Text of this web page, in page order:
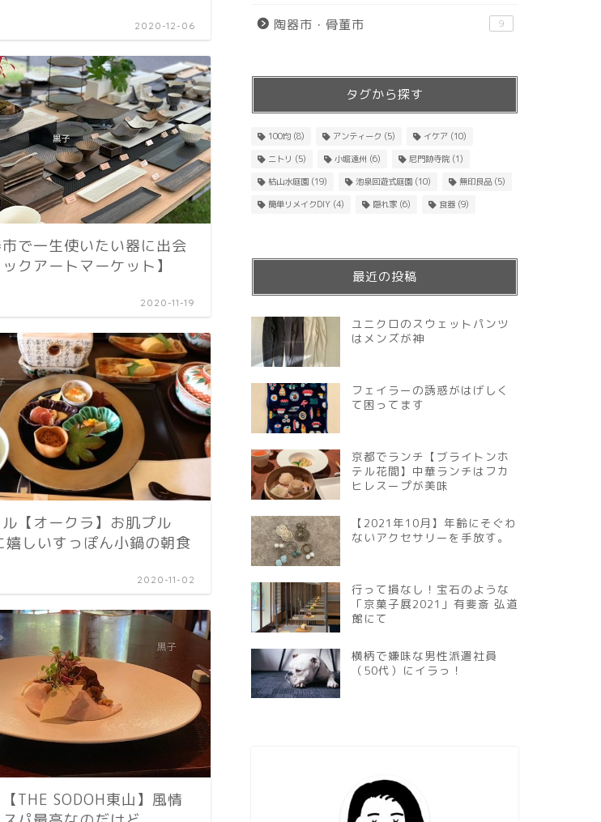
2020-12-06
で一生使いたい器に出会
クアートマーケット】
2020-11-19
【オークラ】お肌プル
嬉しいすっぽん小鍋の朝食
2020-11-02
THE SODOH東山】風情
陶器市・骨董市 9
タグから探す
100均(8) アンティーク (5) イケア (10)
ニトリ (5) 小堀遠州 (6) 尼門跡寺院(1)
枯山水庭園(19) 池泉回遊式庭園(10) 無印良品(5)
簡単リメイクDIY(4) 隠れ家(6) 食器(9)
最近の投稿
ユニクロのスウェットパンツ
はメンズが神
フェイラーの誘惑がはげしく
て困ってます
京都でランチ【ブライトンホ
テル花間】中華ランチはフカ
ヒレスープが美味
【2021年10月】年齢にそぐわ
ないアクセサリーを手放す。
行って損なし！宝石のような
「京菓子展2021」有斐斎 弘道
館にて
横柄で嫌味な男性派遣社員
（50代）にイラっ！